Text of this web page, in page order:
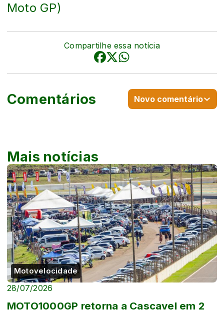
Moto GP)
Compartilhe essa notícia
Comentários Novo comentário
Mais notícias
Motovelocidade
28/07/2026
MOTO1000GP retorna a Cascavel em 2